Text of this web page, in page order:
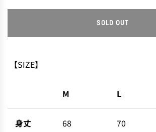
SOLD OUT
O
【SIZE】
M L
身丈 68 70